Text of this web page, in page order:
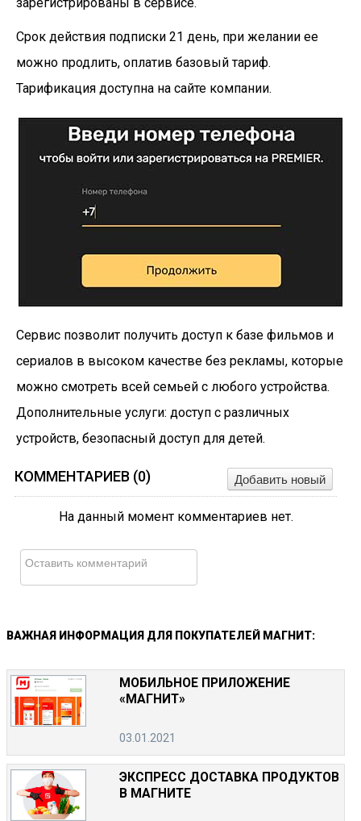
Срок действия подписки 21 день, при желании ее
можно продлить, оплатив базовый тариф.
Тарификация доступна на сайте компании.
Сервис позволит получить доступ к базе фильмов и
сериалов в высоком качестве без рекламы, которые
можно смотреть всей семьей с любого устройства.
Дополнительные услуги: доступ с различных
устройств, безопасный доступ для детей.
КОММЕНТАРИЕВ (0) Добавить новый
На данный момент комментариев нет.
ВАЖНАЯ ИНФОРМАЦИЯ ДЛЯ ПОКУПАТЕЛЕЙ МАГНИТ:
МОБИЛЬНОЕ ПРИЛОЖЕНИЕ
«МАГНИТ»
03.01.2021
ЭКСПРЕСС ДОСТАВКА ПРОДУКТОВ
В МАГНИТЕ